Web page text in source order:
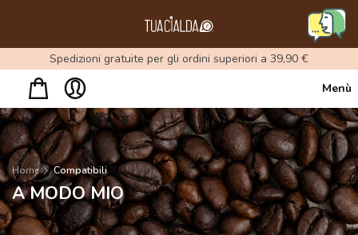
Spedizioni gratuite per gli ordini superiori a 39,90 €
Menù
Home Compatibili
A MODO MIO